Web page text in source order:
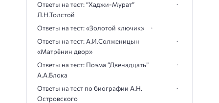
Ответы на тест: “Хаджи-Мурат”
Л.Н.Толстой
Ответы на тест: «Золотой ключик»
Ответы на тест: А.И.Солженицын
«Матрёнин двор»
Ответы на тест: Поэма “Двенадцать”
А.А.Блока
Ответы на тест по биографии А.Н.
Островского